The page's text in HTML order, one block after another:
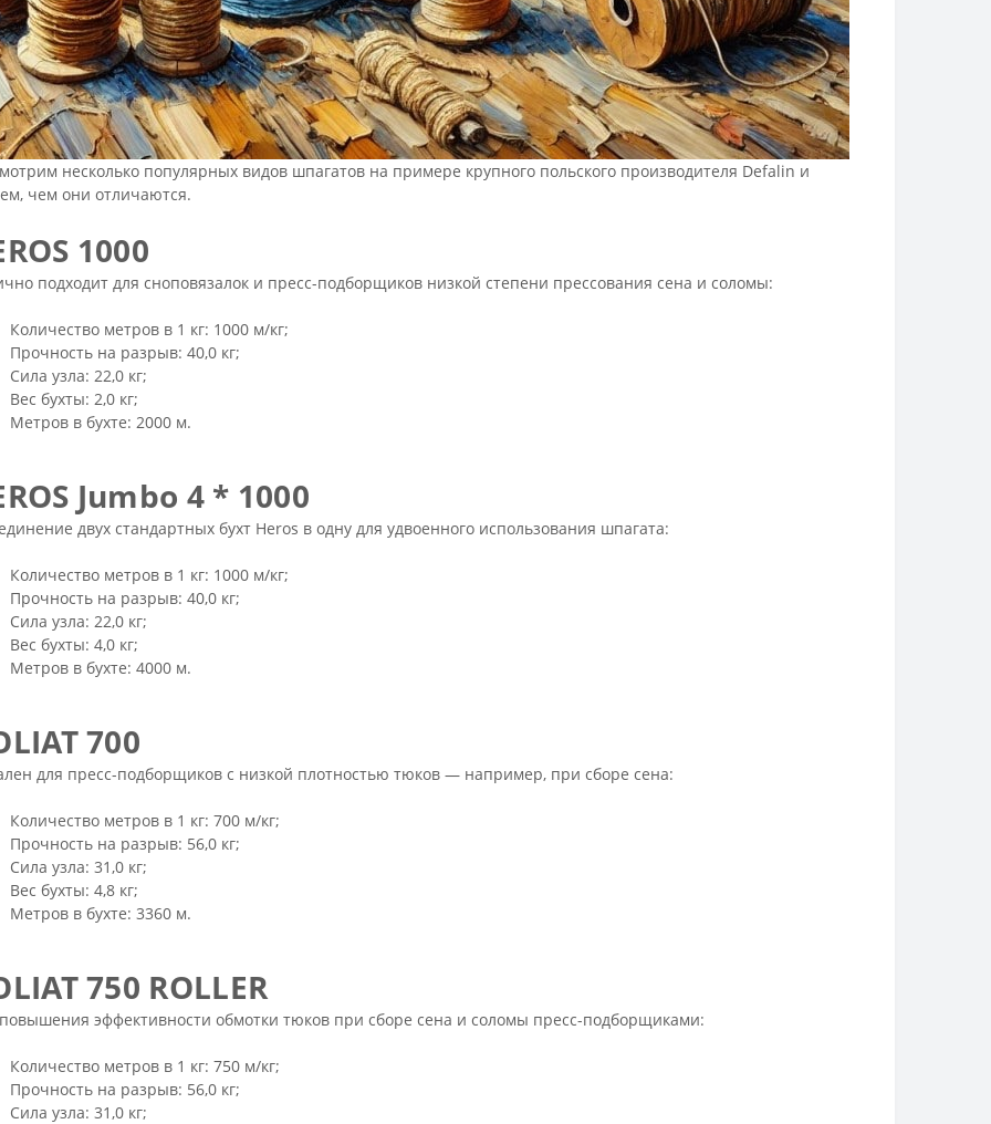
несколько популярных видов шпагатов на примере крупного польского производителя Defalin и
чем они отличаются.
1000
подходит для сноповязалок и пресс-подборщиков низкой степени прессования сена и соломы:
Количество метров в 1 кг: 1000 м/кг;
Прочность на разрыв: 40,0 кг;
Сила узла: 22,0 кг;
Вес бухты: 2,0 кг;
Метров в бухте: 2000 м.
Jumbo 4 * 1000
двух стандартных бухт Heros в одну для удвоенного использования шпагата:
Количество метров в 1 кг: 1000 м/кг;
Прочность на разрыв: 40,0 кг;
Сила узла: 22,0 кг;
Вес бухты: 4,0 кг;
Метров в бухте: 4000 м.
700
для пресс-подборщиков с низкой плотностью тюков — например, при сборе сена:
Количество метров в 1 кг: 700 м/кг;
Прочность на разрыв: 56,0 кг;
Сила узла: 31,0 кг;
Вес бухты: 4,8 кг;
Метров в бухте: 3360 м.
750 ROLLER
эффективности обмотки тюков при сборе сена и соломы пресс-подборщиками:
Количество метров в 1 кг: 750 м/кг;
Прочность на разрыв: 56,0 кг;
Сила узла: 31,0 кг;